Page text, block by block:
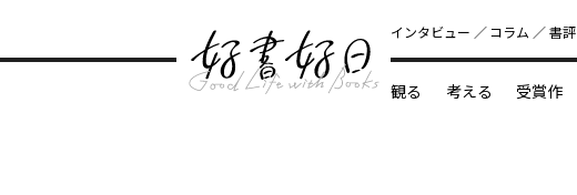
インタビュー コラム 書評
観る 考える 受賞作